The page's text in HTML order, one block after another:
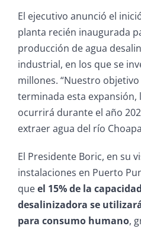
El ejecutivo anunció el
planta recién inaugurada
producción de agua
industrial, en los que se
millones. “Nuestro objetivo
terminada esta expansión,
ocurrirá durante el año
extraer agua del río
El Presidente Boric, en su
instalaciones en Puerto
queel 15% de la
desalinizadora se
para consumo humano,